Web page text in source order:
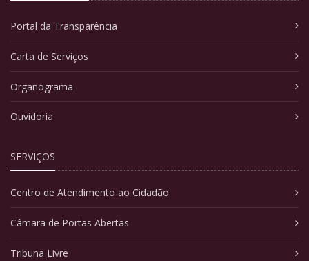
Portal da Transparência
Carta de Serviços
Organograma
Ouvidoria
SERVIÇOS
Centro de Atendimento ao Cidadão
Câmara de Portas Abertas
Tribuna Livre